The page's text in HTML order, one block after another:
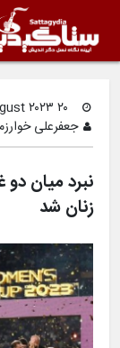
جعفرعلی
نبرد میان دو
زنان شد